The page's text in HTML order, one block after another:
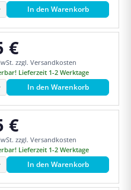
In den Warenkorb
Preis:
€
zzgl. Versandkosten
Lieferzeit 1-2 Werktage
In den Warenkorb
Preis:
€
zzgl. Versandkosten
Lieferzeit 1-2 Werktage
In den Warenkorb